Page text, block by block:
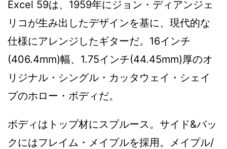
Excel 59は、1959年にジョン・ディアンジェ
リコが生み出したデザインを基に、現代的な
仕様にアレンジしたギターだ。16インチ
(406.4mm)幅、1.75インチ(44.45mm)厚のオ
リジナル・シングル・カッタウェイ・シェイ
プのホロー・ボディだ。
ボディはトップ材にスプルース。サイド&バッ
クにはフレイム・メイプルを採用。メイプル/